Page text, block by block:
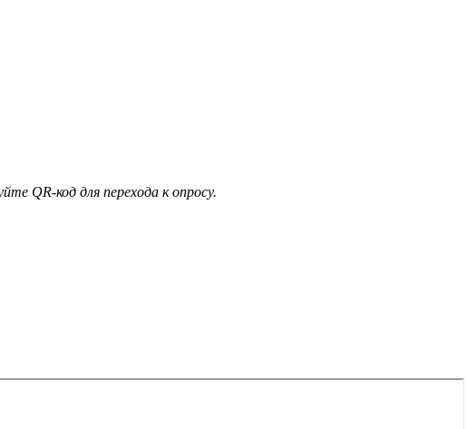
QR-код для перехода к опросу.